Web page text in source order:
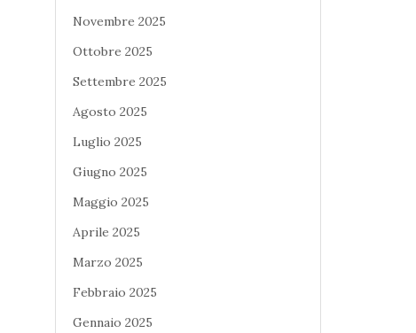
Novembre 2025
Ottobre 2025
Settembre 2025
Agosto 2025
Luglio 2025
Giugno 2025
Maggio 2025
Aprile 2025
Marzo 2025
Febbraio 2025
Gennaio 2025